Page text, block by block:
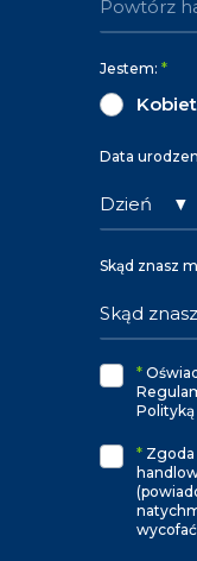
Jestem: *
Data
Skąd znasz
*
Polityką
* Zgoda